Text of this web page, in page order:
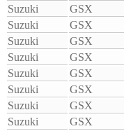
Suzuki
GSX
Suzuki
GSX
Suzuki
GSX
Suzuki
GSX
Suzuki
GSX
Suzuki
GSX
Suzuki
GSX
Suzuki
GSX